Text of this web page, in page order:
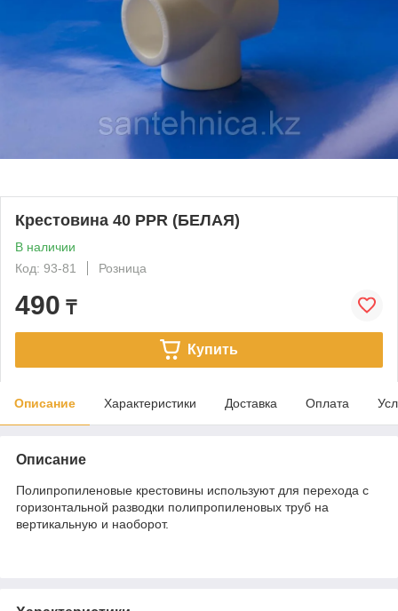
Крестовина 40 PPR (БЕЛАЯ)
В наличии
Код: 93-81
Розница
490 ₸
Купить
Описание Характеристики Доставка Оплата
Описание
Полипропиленовые крестовины используют для перехода с
горизонтальной разводки полипропиленовых труб на
вертикальную и наоборот.